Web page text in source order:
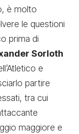
è molto
le questioni
prima di
Sorloth
e
partire
tra cui
maggiore e